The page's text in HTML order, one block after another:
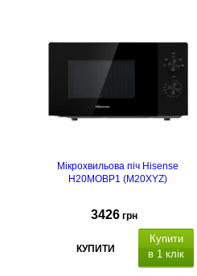
Мікрохвильова піч Hisense
H20MOBP1 (M20XYZ)
3426 грн
КУПИТИ
Купити
в 1 клік